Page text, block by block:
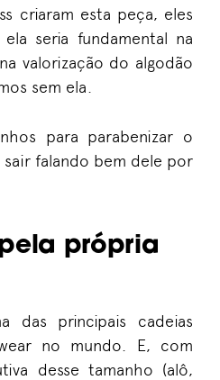
criaram esta peça, eles
seria fundamental na
valorização do algodão
sem ela.
para parabenizar o
sair falando bem dele por
própria
das principais cadeias
no mundo. E, com
desse tamanho (alô,